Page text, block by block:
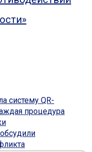
систему QR-
процедура